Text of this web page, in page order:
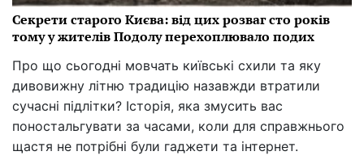
Секрети старого Києва: від цих розваг сто років
тому у жителів Подолу перехоплювало подих
Про що сьогодні мовчать київські схили та яку
дивовижну літню традицію назавжди втратили
сучасні підлітки? Історія, яка змусить вас
поностальгувати за часами, коли для справжнього
щастя не потрібні були гаджети та інтернет.